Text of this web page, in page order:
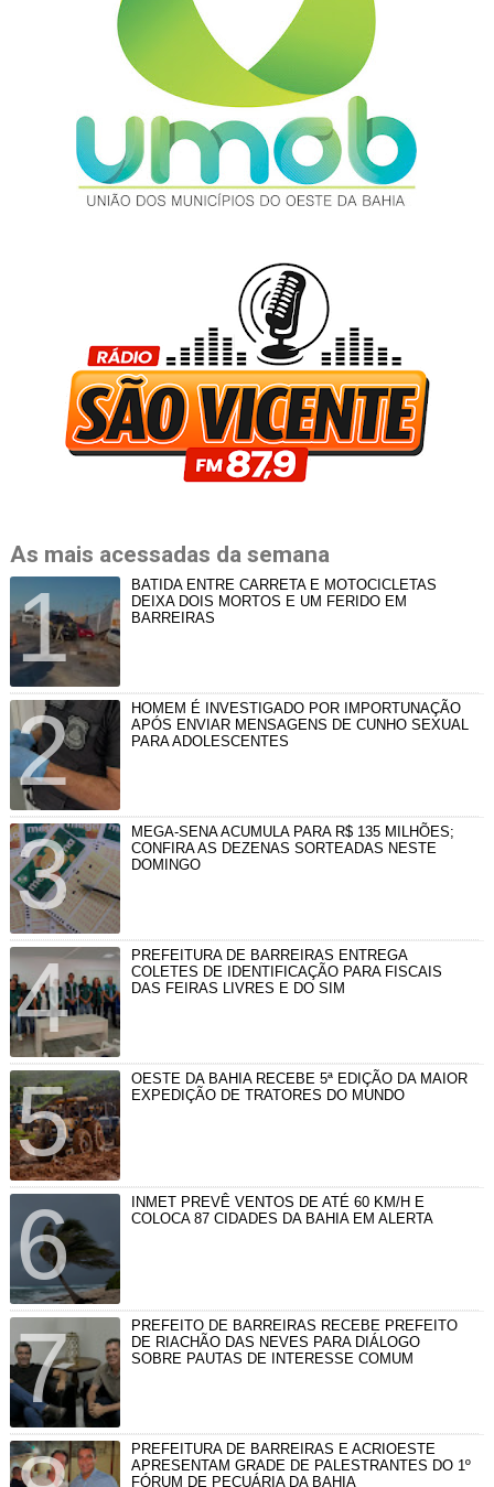
As mais acessadas da semana
BATIDA ENTRE CARRETA E MOTOCICLETAS
DEIXA DOIS MORTOS E UM FERIDO EM
BARREIRAS
HOMEM É INVESTIGADO POR IMPORTUNAÇÃO
APÓS ENVIAR MENSAGENS DE CUNHO SEXUAL
PARA ADOLESCENTES
MEGA-SENA ACUMULA PARA R$ 135 MILHÕES;
CONFIRA AS DEZENAS SORTEADAS NESTE
DOMINGO
PREFEITURA DE BARREIRAS ENTREGA
COLETES DE IDENTIFICAÇÃO PARA FISCAIS
DAS FEIRAS LIVRES E DO SIM
OESTE DA BAHIA RECEBE 5ª EDIÇÃO DA MAIOR
EXPEDIÇÃO DE TRATORES DO MUNDO
INMET PREVÊ VENTOS DE ATÉ 60 KM/H E
COLOCA 87 CIDADES DA BAHIA EM ALERTA
PREFEITO DE BARREIRAS RECEBE PREFEITO
DE RIACHÃO DAS NEVES PARA DIÁLOGO
SOBRE PAUTAS DE INTERESSE COMUM
PREFEITURA DE BARREIRAS E ACRIOESTE
APRESENTAM GRADE DE PALESTRANTES DO 1º
FÓRUM DE PECUÁRIA DA BAHIA